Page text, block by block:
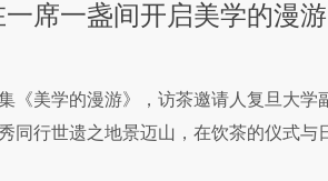
席一盏间开启美学的漫游
美学的漫游》，访茶邀请人复旦大学
同行世遗之地景迈山，在饮茶的仪式与